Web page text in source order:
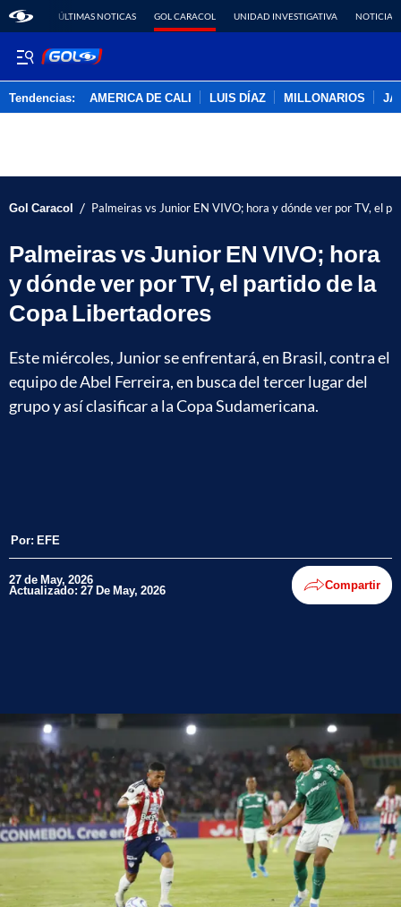
ÚLTIMAS NOTICAS GOL CARACOL UNIDAD INVESTIGATIVA NOTICIAS
Tendencias: AMERICA DE CALI LUIS DÍAZ MILLONARIOS
Gol Caracol / Palmeiras vs Junior EN VIVO; hora y dónde ver por TV, el
Palmeiras vs Junior EN VIVO; hora
y dónde ver por TV, el partido de la
Copa Libertadores
Este miércoles, Junior se enfrentará, en Brasil, contra el
equipo de Abel Ferreira, en busca del tercer lugar del
grupo y así clasificar a la Copa Sudamericana.
Por: EFE
27 de May, 2026
Actualizado: 27 De May, 2026 Compartir